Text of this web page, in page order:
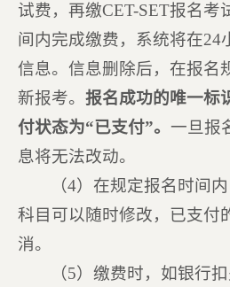
试费，再缴CET-SET报名考
间内完成缴费，系统将在24
信息。信息删除后，在报名
新报考。 报名成功的唯一标
付状态为“已支付”。 一旦报
息将无法改动。
（4）在规定报名时间
科目可以随时修改，已支付
消。
（5）缴费时，如银行